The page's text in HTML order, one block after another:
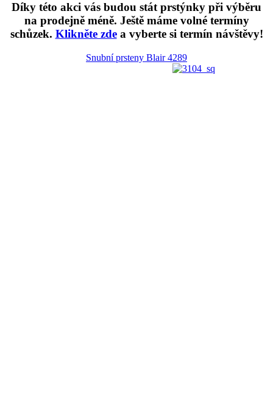
Díky této akci vás budou stát prstýnky při výběru
na prodejně méně. Ještě máme volné termíny
schůzek. Klikněte zdea vyberte si termín návštěvy!
Snubní prsteny Blair4289